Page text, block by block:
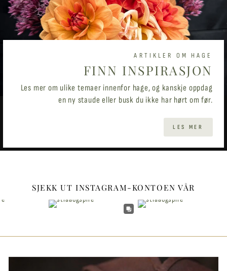
ARTIKLER OM HAGE
FINN INSPIRASJON
Les mer om ulike temaer innenfor hage, og kanskje oppdag
en ny staude eller busk du ikke har hørt om før.
LES MER
SJEKK UT INSTAGRAM-KONTOEN VÅR